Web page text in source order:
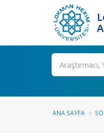
Ara
ANA SAYFA